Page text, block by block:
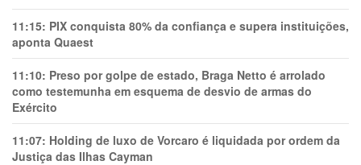
11:15: PIX conquista 80% da confiança e supera instituições,
aponta Quaest
11:10: Preso por golpe de estado, Braga Netto é arrolado
como testemunha em esquema de desvio de armas do
Exército
11:07: Holding de luxo de Vorcaro é liquidada por ordem da
Justiça das Ilhas Cayman